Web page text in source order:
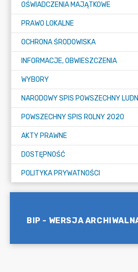
OŚWIADCZENIA MAJĄTKOWE
PRAWO LOKALNE
OCHRONA ŚRODOWISKA
INFORMACJE, OBWIESZCZENIA
WYBORY
POWSZECHNY SPIS ROLNY 2020
AKTY PRAWNE
DOSTĘPNOŚĆ
POLITYKA PRYWATNOŚCI
BIP - WERSJA